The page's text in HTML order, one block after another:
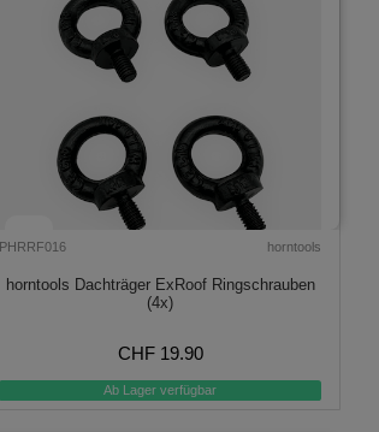
PHRRF016 horntools
horntools Dachträger ExRoof Ringschrauben
(4x)
CHF 19.90
Ab Lager verfügbar